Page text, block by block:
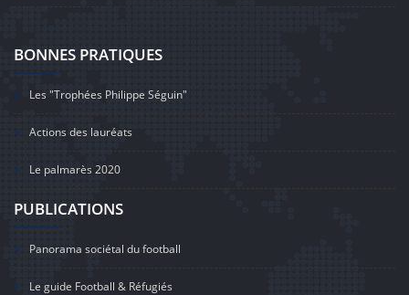
BONNES PRATIQUES
Les "Trophées Philippe Séguin"
Actions des lauréats
Le palmarès 2020
PUBLICATIONS
Panorama sociétal du football
Le guide Football & Réfugiés